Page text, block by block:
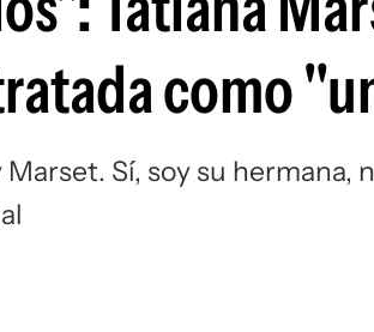
como
Sí, soy su hermana,